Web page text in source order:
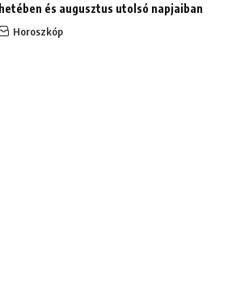
hetében és augusztus utolsó napjaiban
Horoszkóp